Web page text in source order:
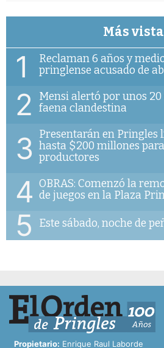
Más
1
Reclaman 6 años y
pringlense acusado de
2
Mensi alertó por unos 20
faena clandestina
3
Presentarán en Pringles
hasta $200 millones
productores
4 OBRAS: Comenzó la
de juegos en la Plaza
5 Este sábado, noche de
Propietario: Enrique Raul Laborde